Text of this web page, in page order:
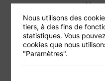
Nous utilisons des
tiers, à des fins de
statistiques. Vous
cookies que nous
"Paramètres".